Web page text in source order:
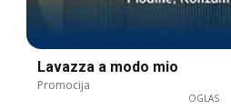
Lavazza a modo mio
Promocija
OGLAS